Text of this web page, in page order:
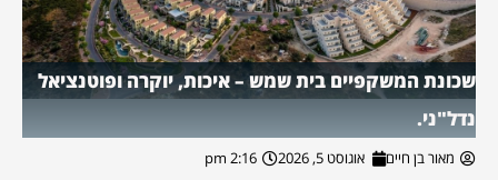
שכונת המשקפיים בית שמש – איכות, יוקרה ופוטנציאל
נדל"ני.
מאור בן חיים אוגוסט 5, 2026 2:16 pm